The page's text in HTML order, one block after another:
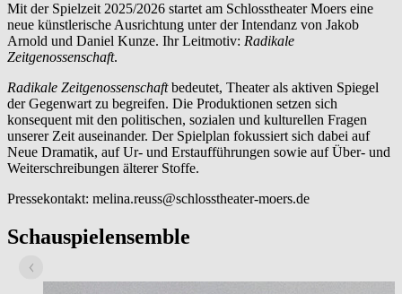
Mit der Spielzeit 2025/2026 startet am Schlosstheater Moers eine
neue künstlerische Ausrichtung unter der Intendanz von Jakob
Arnold und Daniel Kunze. Ihr Leitmotiv: Radikale
Zeitgenossenschaft.
Radikale Zeitgenossenschaftbedeutet, Theater als aktiven Spiegel
der Gegenwart zu begreifen. Die Produktionen setzen sich
konsequent mit den politischen, sozialen und kulturellen Fragen
unserer Zeit auseinander. Der Spielplan fokussiert sich dabei auf
Neue Dramatik, auf Ur- und Erstaufführungen sowie auf Über- und
Weiterschreibungen älterer Stoffe.
Pressekontakt: melina.reuss@schlosstheater-moers.de
Schauspielensemble